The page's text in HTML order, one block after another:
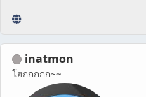
inatmon
โฮกกกกก~~